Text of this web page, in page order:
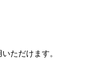
ただけます。